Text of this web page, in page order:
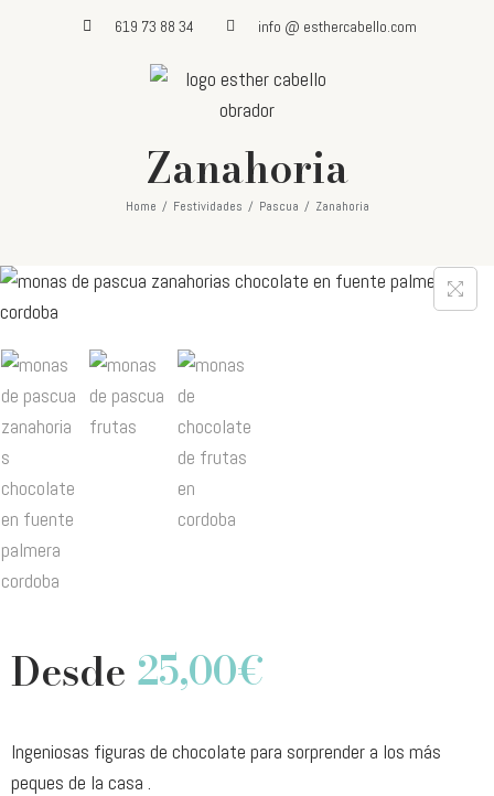
619 73 88 34 info @ esthercabello.com
Zanahoria
Home / Festividades / Pascua / Zanahoria
Desde 25,00€
Ingeniosas figuras de chocolate para sorprender a los más
peques de la casa .